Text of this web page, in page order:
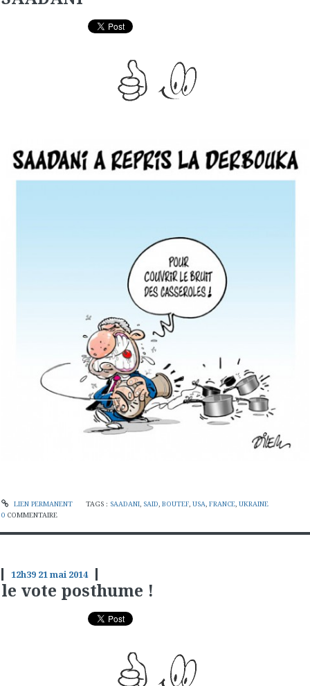
LIEN PERMANENT TAGS : SAADANI, SAID, BOUTEF, USA, FRANCE, UKRAINE
0 COMMENTAIRE
12h39 21mai 2014
le vote posthume !